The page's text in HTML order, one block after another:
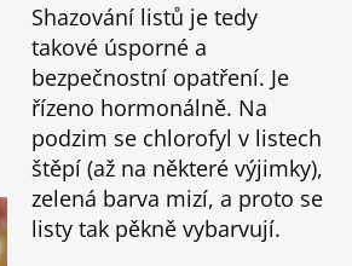
Shazování listů je tedy
takové úsporné a
bezpečnostní opatření. Je
řízeno hormonálně. Na
podzim se chlorofyl v listech
štěpí (až na některé výjimky),
zelená barva mizí, a proto se
listy tak pěkně vybarvují.